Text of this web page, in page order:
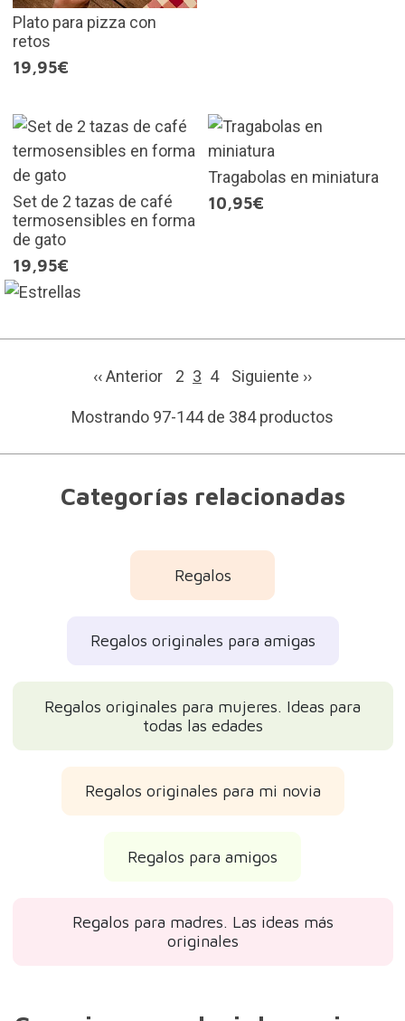
Plato para pizza con
retos
19,95€
Set de 2 tazas de café
termosensibles en forma
de gato
19,95€
Tragabolas en miniatura
10,95€
‹‹ Anterior 2 3 4 Siguiente ››
Mostrando 97-144 de 384 productos
Categorías relacionadas
Regalos
Regalos originales para amigas
Regalos originales para mujeres. Ideas para
todas las edades
Regalos originales para mi novia
Regalos para amigos
Regalos para madres. Las ideas más
originales